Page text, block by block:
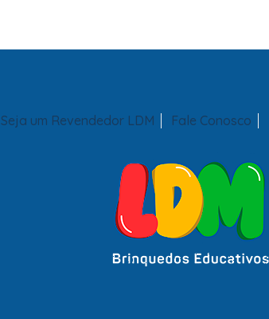
Seja um Revendedor LDM Fale Conosco